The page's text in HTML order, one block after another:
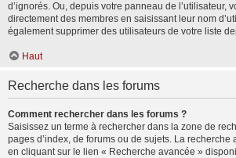
d’ignorés. Ou, depuis votre panneau de l’utilisateur,
directement des membres en saisissant leur nom
également supprimer des utilisateurs de votre liste
Haut
Recherche dans les forums
Comment rechercher dans les forums ?
Saisissez un terme à rechercher dans la zone de
pages d’index, de forums ou de sujets. La recherche
en cliquant sur le lien « Recherche avancée »